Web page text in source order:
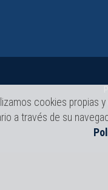
cookies propias
a través de su